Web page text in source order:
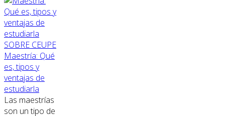
SOBRE CEUPE
Maestría: Qué
es, tipos y
ventajas de
estudiarla
Las maestrías
son un tipo de